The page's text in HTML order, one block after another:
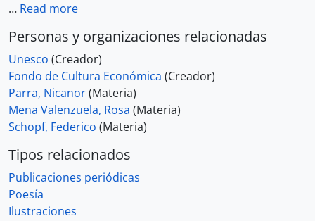
… Read more
Personas y organizaciones relacionadas
Unesco (Creador)
Fondo de Cultura Económica (Creador)
Parra, Nicanor(Materia)
Mena Valenzuela, Rosa (Materia)
Schopf, Federico (Materia)
Tipos relacionados
Publicaciones periódicas
Poesía
Ilustraciones